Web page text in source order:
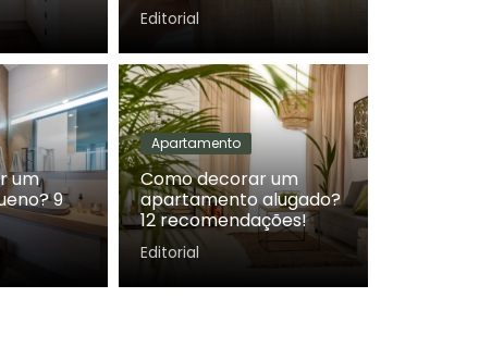
lona para telhado? 9
Editorial
um
9
Apartamento
Como decorar um
apartamento alugado?
12 recomendações!
Editorial